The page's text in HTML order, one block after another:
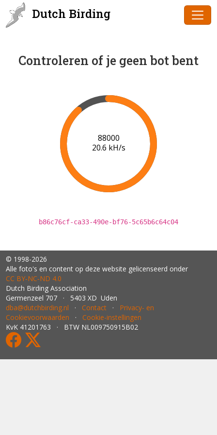
Dutch Birding
Controleren of je geen bot bent
90000
20.7 kH/s
b86c76cf-ca33-490e-bf76-5c65b6c64c04
© 1998-2026
Alle foto's en content op deze website gelicenseerd onder
CC BY‑NC‑ND 4.0
Dutch Birding Association
Germenzeel 707 · 5403 XD Uden
dba@dutchbirding.nl · Contact · Privacy- en
Cookievoorwaarden · Cookie-instellingen
KvK 41201763 · BTW NL009750915B02